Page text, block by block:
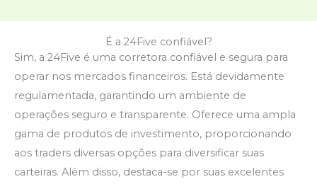
É a 24Five confiável?
Sim, a 24Five é uma corretora confiável e segura para
operar nos mercados financeiros. Está devidamente
regulamentada, garantindo um ambiente de
operações seguro e transparente. Oferece uma ampla
gama de produtos de investimento, proporcionando
aos traders diversas opções para diversificar suas
carteiras. Além disso, destaca-se por suas excelentes